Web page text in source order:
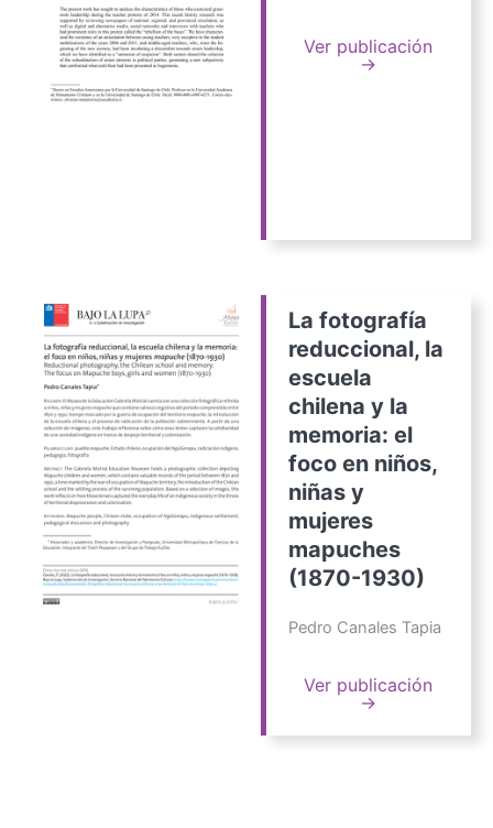
Ver publicación
→
La fotografía
reduccional, la
escuela
chilena y la
memoria: el
foco en niños,
niñas y
mujeres
mapuches
(1870-1930)
Pedro Canales Tapia
Ver publicación
→